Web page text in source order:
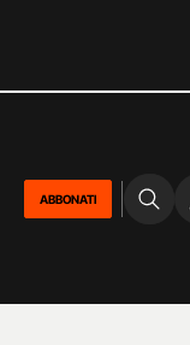
ABBONATI